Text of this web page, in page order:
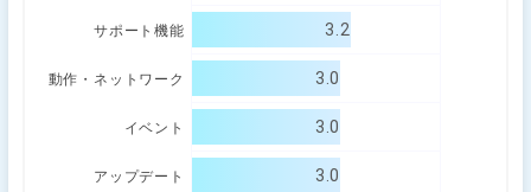
サポート機能 3.2
動作・ネットワーク 3.0
イベント 3.0
アップデート 3.0